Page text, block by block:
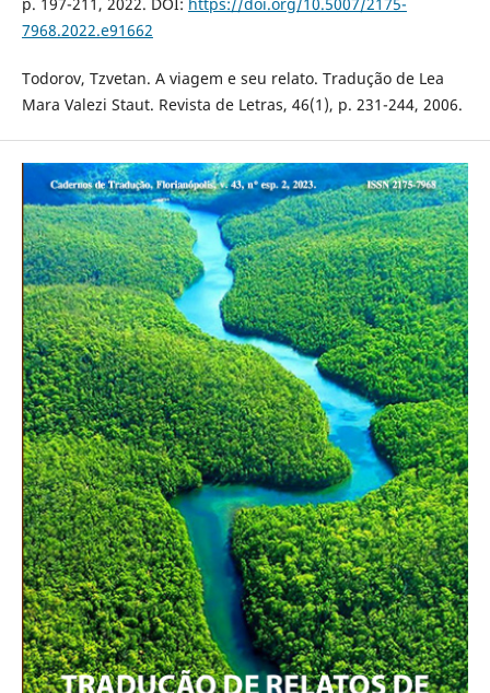
7968.2022.e91662
Todorov, Tzvetan. A viagem e seu relato. Tradução de Lea
Mara Valezi Staut. Revista de Letras, 46(1), p. 231-244, 2006.